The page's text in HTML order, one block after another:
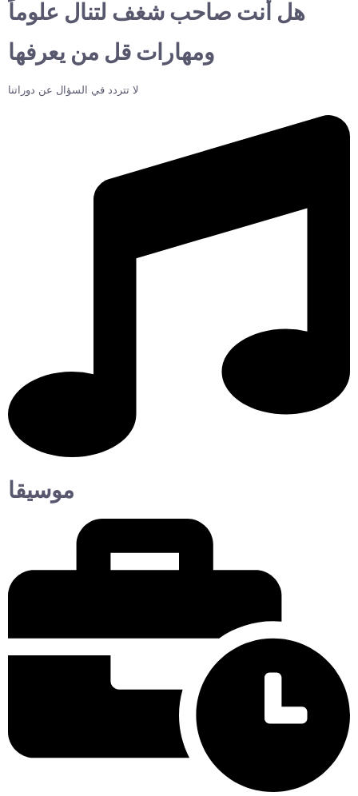
هل أنت صاحب شغف لتنال علوماً
ومهارات قل من يعرفها
لا تتردد في السؤال عن دوراتنا
موسيقا